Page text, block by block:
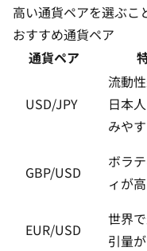
高い通貨ペアを選ぶこ
おすすめ通貨ペア
通貨ペア
USD/JPY
流動性
日本
みや
GBP/USD
ボラ
ィが
EUR/USD
世界
引量